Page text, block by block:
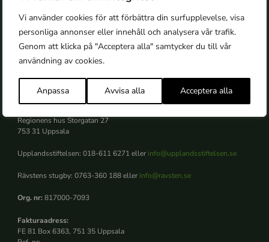
Vi använder cookies för att förbättra din surfupplevelse, visa
personliga annonser eller innehåll och analysera vår trafik.
Genom att klicka på "Acceptera alla" samtycker du till vår
användning av cookies.
Anpassa Avvisa alla Acceptera alla
Kontakt
Regionens hus Storgatan 27
753 31 Uppsala
Upplandsstiftelsen: 018-611 6271 eller info@upplandsstiftelsen.se
Rävstens stugby: 0763-360 188 eller info@ravsten.se
Org. nr:817000-7093
Fakturaadress:
FE 81 Box 6363, 751 35 Uppsala